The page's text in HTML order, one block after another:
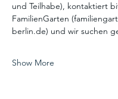
und Teilhabe), kontaktiert
FamilienGarten
berlin.de) und wir suchen
Show More